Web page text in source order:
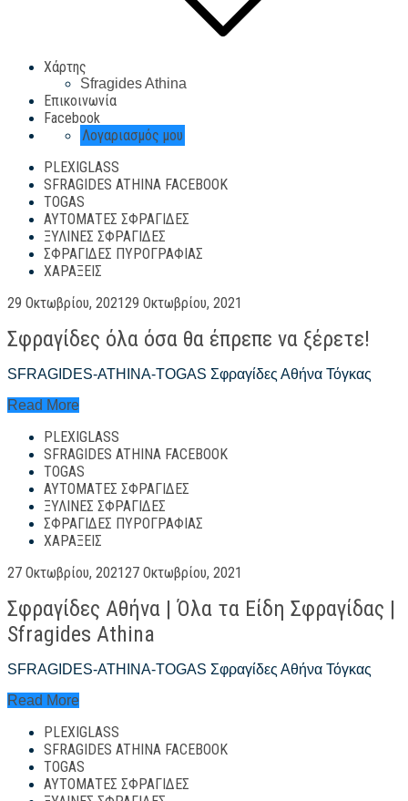
Χάρτης
Sfragides Athina
Επικοινωνία
Facebook
Λογαριασμός μου
PLEXIGLASS
SFRAGIDES ATHINA FACEBOOK
TOGAS
ΑΥΤΌΜΑΤΕΣ ΣΦΡΑΓΊΔΕΣ
ΞΎΛΙΝΕΣ ΣΦΡΑΓΊΔΕΣ
ΣΦΡΑΓΊΔΕΣ ΠΥΡΟΓΡΑΦΊΑΣ
ΧΑΡΆΞΕΙΣ
Posted
29 Οκτωβρίου, 202129 Οκτωβρίου, 2021
Σφραγίδες όλα όσα θα έπρεπε να ξέρετε!
SFRAGIDES-ATHINA-TOGAS Σφραγίδες Αθήνα Τόγκας
Σφραγίδες
όσα
έπρεπε
ξέρετε!
Read More
PLEXIGLASS
SFRAGIDES ATHINA FACEBOOK
TOGAS
ΑΥΤΌΜΑΤΕΣ ΣΦΡΑΓΊΔΕΣ
ΞΎΛΙΝΕΣ ΣΦΡΑΓΊΔΕΣ
ΣΦΡΑΓΊΔΕΣ ΠΥΡΟΓΡΑΦΊΑΣ
ΧΑΡΆΞΕΙΣ
Posted
27 Οκτωβρίου, 202127 Οκτωβρίου, 2021
Σφραγίδες Αθήνα | Όλα τα Είδη Σφραγίδας |
Sfragides Athina
SFRAGIDES-ATHINA-TOGAS Σφραγίδες Αθήνα Τόγκας
Σφραγίδες
Όλα
Είδη
Σφραγίδας
Read More
PLEXIGLASS
SFRAGIDES ATHINA FACEBOOK
TOGAS
ΑΥΤΌΜΑΤΕΣ ΣΦΡΑΓΊΔΕΣ